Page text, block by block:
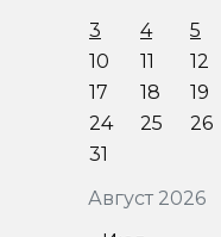
Август 2026
3
4 5
10
11 12
17
18 19
24
25 26
31